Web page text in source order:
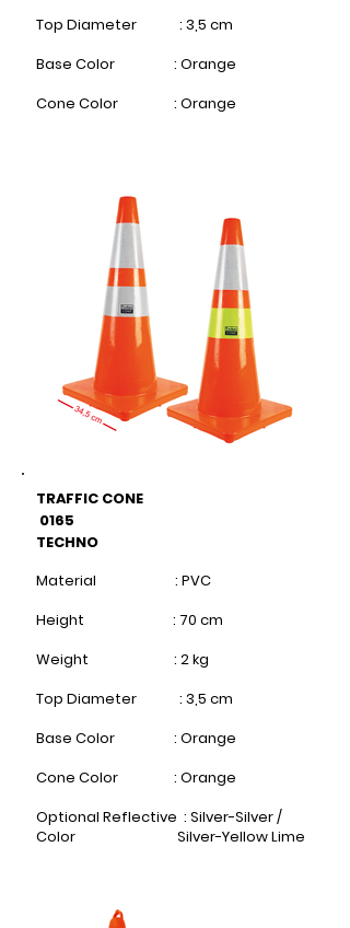
Top Diameter : 3,5 cm
Base Color : Orange
Cone Color : Orange
TRAFFIC CONE
0165
TECHNO
Material : PVC
Height : 70 cm​
Weight : 2 kg
Top Diameter : 3,5 cm
Base Color : Orange
Cone Color : Orange​​
Optional Reflective : Silver-Silver /
Color Silver-Yellow Lime